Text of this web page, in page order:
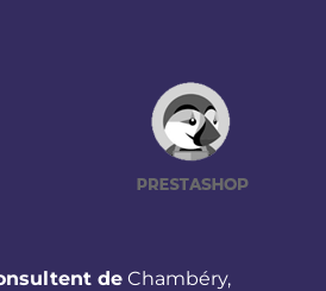
de Chambéry,